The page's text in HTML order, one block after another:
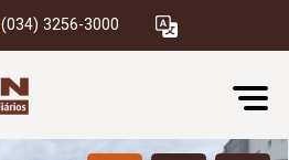
(034) 3256-3000